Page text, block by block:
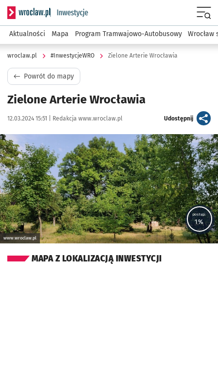
Serwis informacyjny wroclaw.pl podserwis:
Aktualności Mapa Program Tramwajowo-Autobusowy Wrocław
wroclaw.pl #InwestycjeWRO Zielone Arterie Wrocławia
Powrót do mapy
Zielone Arterie Wrocławia
Data publikacji:
12.03.2024 15:51 | Autor:
Redakcja www.wroclaw.pl Udostępnijartykuł
Kliknij, aby powiększyć
www.wroclaw.pl
postęp:
1%
MAPA Z LOKALIZACJĄ INWESTYCJI